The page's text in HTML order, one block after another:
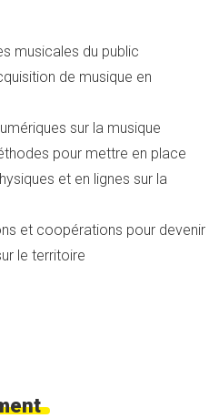
musicales du public
de musique en
sur la musique
pour mettre en place
et en lignes sur la
et coopérations pour devenir
le territoire